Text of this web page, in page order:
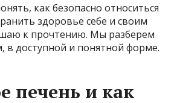
как безопасно относиться
здоровье себе и своим
к прочтению. Мы разберем
в доступной и понятной форме.
печень и как